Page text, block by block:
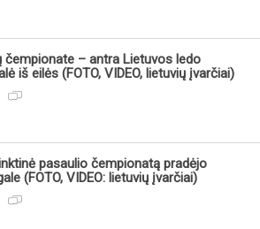
čempionate – antra Lietuvos ledo
iš eilės (FOTO, VIDEO, lietuvių įvarčiai)
pasaulio čempionatą pradėjo
(FOTO, VIDEO: lietuvių įvarčiai)